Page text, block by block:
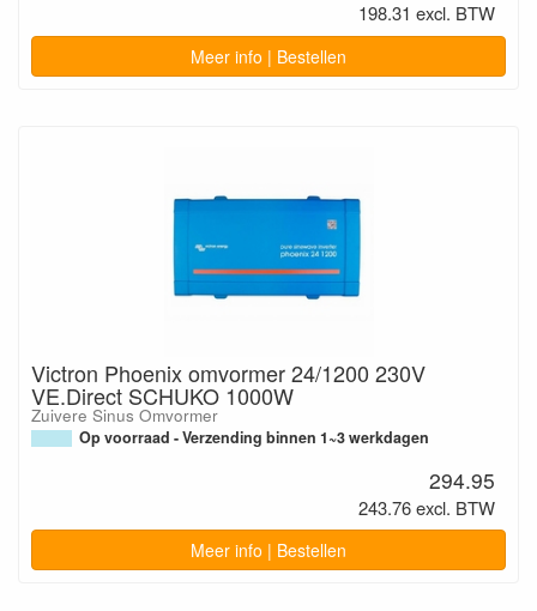
198.31 excl. BTW
Meer info | Bestellen
Victron Phoenix omvormer 24/1200 230V
VE.Direct SCHUKO 1000W
Zuivere Sinus Omvormer
Op voorraad - Verzending binnen 1~3 werkdagen
294.95
243.76 excl. BTW
Meer info | Bestellen